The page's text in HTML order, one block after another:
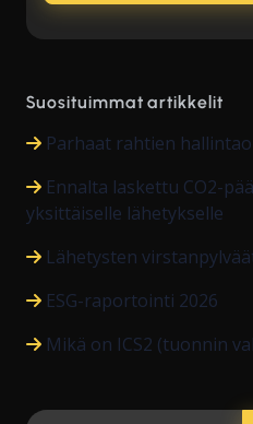
Suosituimmat artikkelit
Parhaat rahtien
Ennalta laskettu CO2-
yksittäiselle lähetykselle
Lähetysten
ESG-raportointi 2026
Mikä on ICS2 (tuonnin